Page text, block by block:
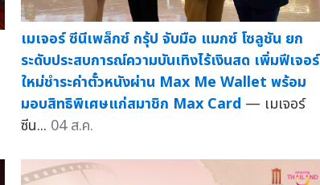
เมเจอร์ ซีนีเพล็กซ์ กรุ้ป จับมือ แมกซ์ โซลูชัน ยก
ระดับประสบการณ์ความบันเทิงไร้เงินสด เพิ่มฟีเจอร์
ใหม่ชำระค่าตั๋วหนังผ่าน Max Me Wallet พร้อม
มอบสิทธิพิเศษแก่สมาชิก Max Card — เมเจอร์
ซีน... 04 ส.ค.